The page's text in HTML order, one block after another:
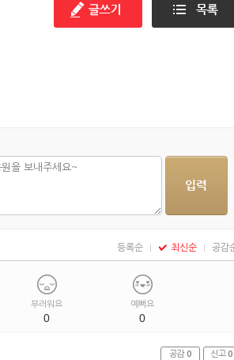
등록순 최신순 공감
부러워요
0
예뻐요
0
공감 0 신고 0